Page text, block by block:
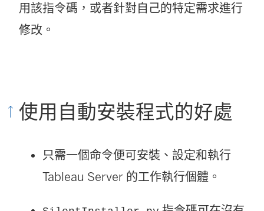
在
啟
用該指令碼，或者針對自己的特定需求進行
修改。
使用自動安裝程式的好處
只需一個命令便可安裝、設定和執行
Tableau Server 的工作執行個體。